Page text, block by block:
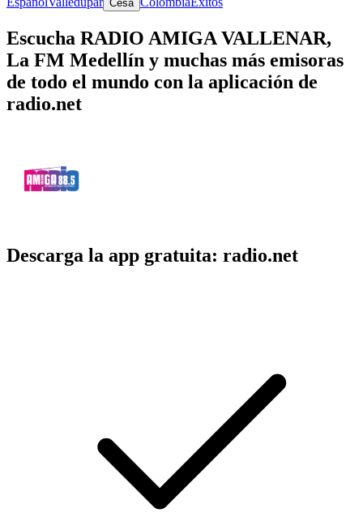
Cesa
Escucha RADIO AMIGA VALLENAR,
La FM Medellín y muchas más emisoras
de todo el mundo con la aplicación de
radio.net
Descarga la app gratuita: radio.net